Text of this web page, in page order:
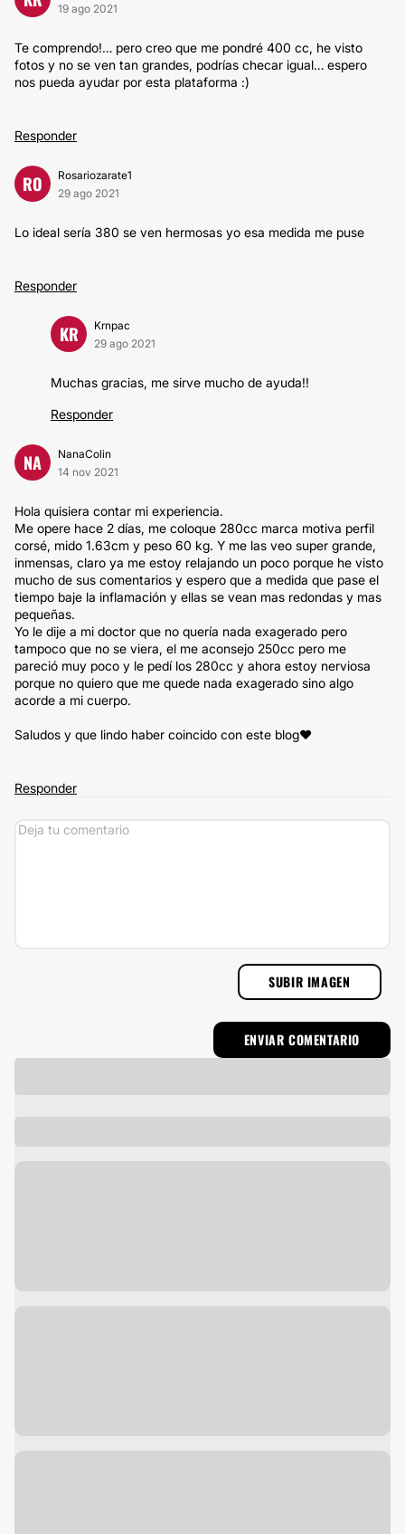
19 ago 2021
Te comprendo!… pero creo que me pondré 400 cc, he visto
fotos y no se ven tan grandes, podrías checar igual… espero
nos pueda ayudar por esta plataforma :)
Responder
RO
Rosariozarate1
29 ago 2021
Lo ideal sería 380 se ven hermosas yo esa medida me puse
Responder
KR
Krnpac
29 ago 2021
Muchas gracias, me sirve mucho de ayuda!!
Responder
NA
NanaColin
14 nov 2021
Hola quisiera contar mi experiencia.
Me opere hace 2 días, me coloque 280cc marca motiva perfil
corsé, mido 1.63cm y peso 60 kg. Y me las veo super grande,
inmensas, claro ya me estoy relajando un poco porque he visto
mucho de sus comentarios y espero que a medida que pase el
tiempo baje la inflamación y ellas se vean mas redondas y mas
pequeñas.
Yo le dije a mi doctor que no quería nada exagerado pero
tampoco que no se viera, el me aconsejo 250cc pero me
pareció muy poco y le pedí los 280cc y ahora estoy nerviosa
porque no quiero que me quede nada exagerado sino algo
acorde a mi cuerpo.
Saludos y que lindo haber coincido con este blog❤
Responder
SUBIR IMAGEN